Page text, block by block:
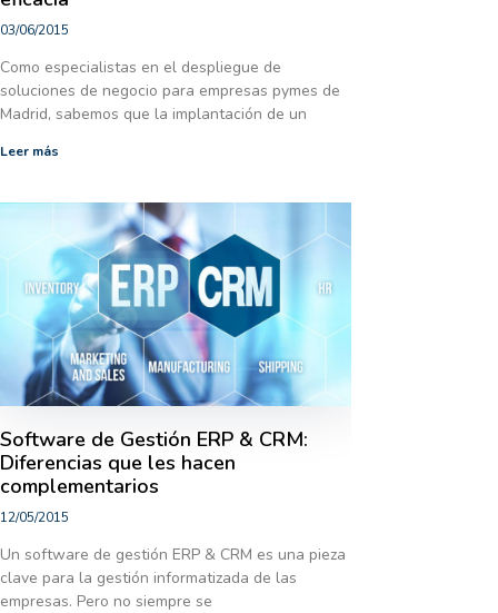
03/06/2015
Como especialistas en el despliegue de
soluciones de negocio para empresas pymes de
Madrid, sabemos que la implantación de un
Leer más
Software de Gestión ERP & CRM:
Diferencias que les hacen
complementarios
12/05/2015
Un software de gestión ERP & CRM es una pieza
clave para la gestión informatizada de las
empresas. Pero no siempre se